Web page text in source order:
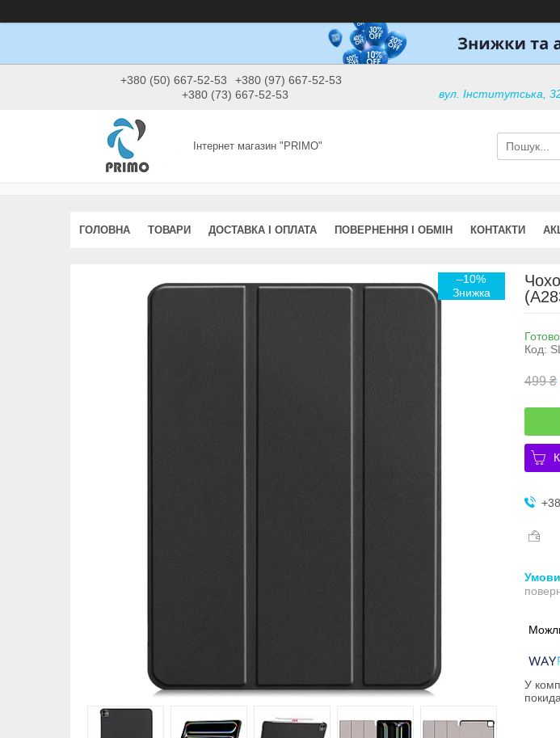
+380 (50) 667-52-53
+380 (97) 667-52-53
+380 (73) 667-52-53
вул. Інститутська,
Інтернет магазин "PRIMO"
ГОЛОВНА ТОВАРИ ДОСТАВКА І ОПЛАТА ПОВЕРНЕННЯ І ОБМІН КОНТАКТИ
–10%
Код:
499 ₴
У